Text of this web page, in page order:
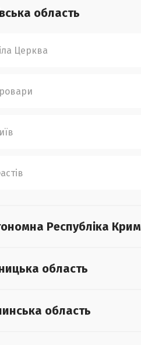
область
Церква
Республіка Крим
область
область